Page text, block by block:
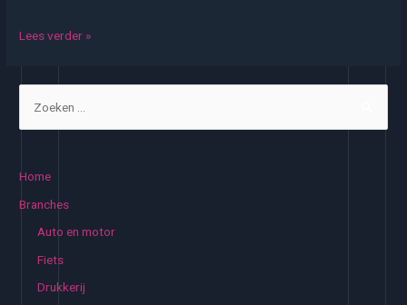
Auto
magneetsticker
Lees verder »
Home
Branches
Auto en motor
Fiets
Drukkerij